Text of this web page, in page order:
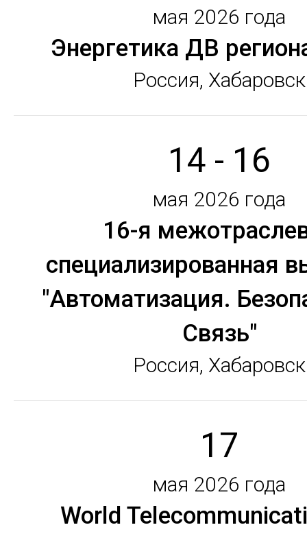
мая 2026 года
Энергетика ДВ
Россия, Хабаровск
14 - 16
мая 2026 года
16-я
специализированная
"Автоматизация.
Связь"
Россия, Хабаровск
17
мая 2026 года
World